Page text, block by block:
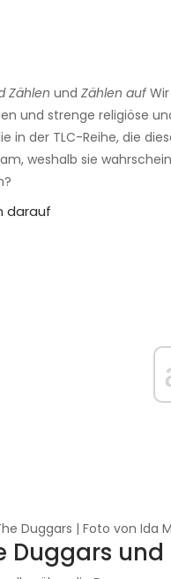
Zählen und Zählen aufWir
und strenge religiöse
in der TLC-Reihe, die
weshalb sie
Duggars | Foto von Ida
Duggars und